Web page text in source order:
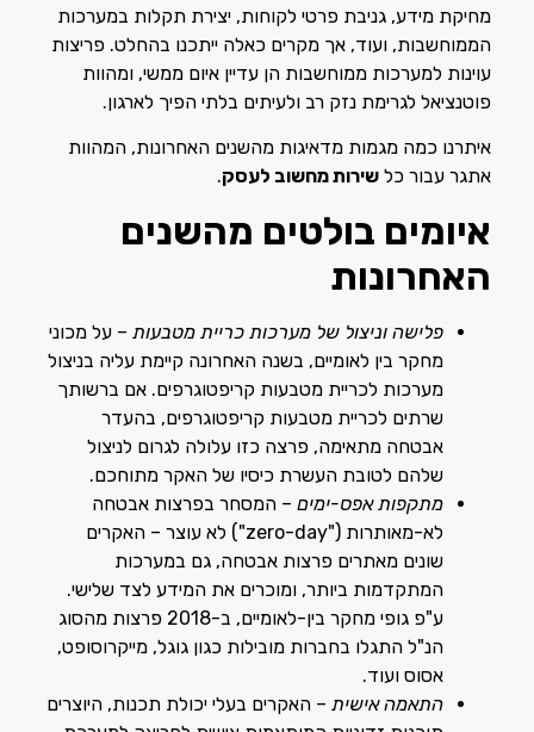
מחיקת מידע, גניבת פרטי לקוחות, יצירת תקלות במערכות
הממוחשבות, ועוד, אך מקרים כאלה ייתכנו בהחלט. פריצות
עוינות למערכות ממוחשבות הן עדיין איום ממשי, ומהוות
פוטנציאל לגרימת נזק רב ולעיתים בלתי הפיך לארגון.
איתרנו כמה מגמות מדאיגות מהשנים האחרונות, המהוות
אתגר עבור כל שירות מחשוב לעסק.
איומים בולטים מהשנים
האחרונות
פלישה וניצול של מערכות כריית מטבעות– על מכוני
מחקר בין לאומיים, בשנה האחרונה קיימת עליה בניצול
מערכות לכריית מטבעות קריפטוגרפים. אם ברשותך
שרתים לכריית מטבעות קריפטוגרפים, בהעדר
אבטחה מתאימה, פרצה כזו עלולה לגרום לניצול
שלהם לטובת העשרת כיסיו של האקר מתוחכם.
מתקפות אפס-ימים– המסחר בפרצות אבטחה
לא-מאותרות ("zero-day") לא עוצר – האקרים
שונים מאתרים פרצות אבטחה, גם במערכות
המתקדמות ביותר, ומוכרים את המידע לצד שלישי.
ע"פ גופי מחקר בין-לאומיים, ב-2018 פרצות מהסוג
הנ"ל התגלו בחברות מובילות כגון גוגל, מייקרוסופט,
אסוס ועוד.
התאמה אישית– האקרים בעלי יכולת תכנות, היוצרים